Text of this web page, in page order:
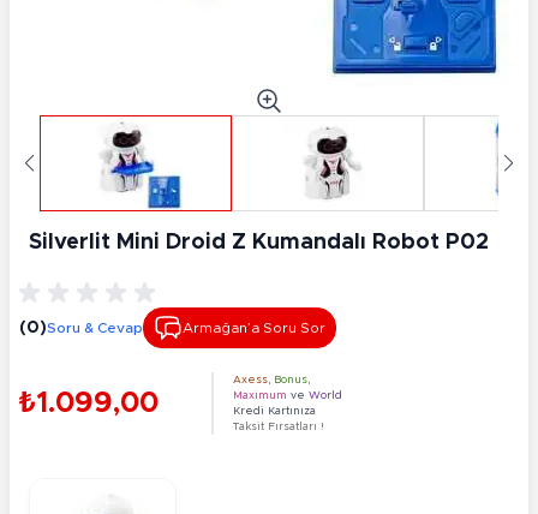
Silverlit Mini Droid Z Kumandalı Robot P02
(0)Soru & Cevap Armağan’a Soru Sor
₺1.099,00
Axess Bonus
Maximum ve World
Kredi Kartınıza
Taksit Fırsatları !